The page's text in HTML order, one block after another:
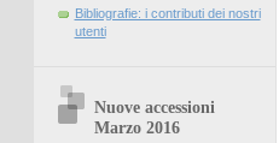
Bibliografie: i contributi dei nostri
utenti
Nuove accessioni
Marzo 2016